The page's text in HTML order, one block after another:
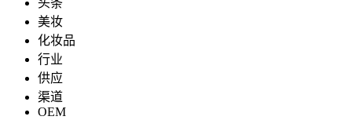
头条
美妆
化妆品
行业
供应
渠道
OEM